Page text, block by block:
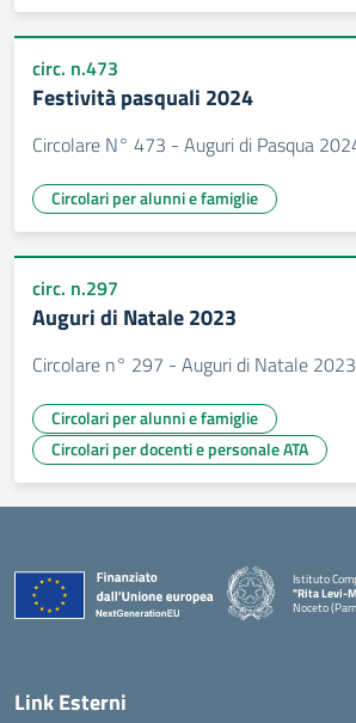
circ. n.473
Festività pasquali 2024
Circolare N° 473 - Auguri di Pasqua
Circolari per alunni e famiglie
circ. n.297
Auguri di Natale 2023
Circolare n° 297 - Auguri di Natale 2023
Circolari per alunni e famiglie
Circolari per docenti e personale ATA
Istituto
"Rita Levi-
Noceto
Link Esterni